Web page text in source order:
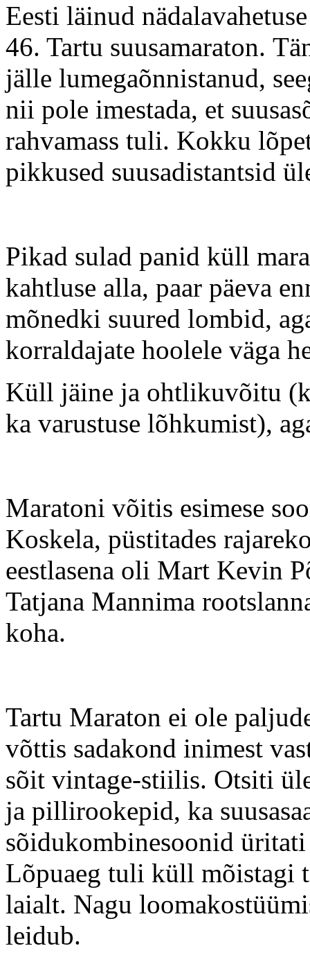
Eesti läinud
46. Tartu suusamaraton.
jälle lumegaõnnistanud,
nii pole imestada, et
rahvamass tuli. Kokku
pikkused suusadistantsid
Pikad sulad panid küll
kahtluse alla, paar päeva
mõnedki suured lombid,
korraldajate hoolele väga
Küll jäine ja ohtlikuvõitu
ka varustuse lõhkumist),
Maratoni võitis esimese
Koskela, püstitades
eestlasena oli Mart Kevin
Tatjana Mannima
koha.
Tartu Maraton ei ole
võttis sadakond inimest
sõit vintage-stiilis. Otsiti
ja pillirookepid, ka
sõidukombinesoonid
Lõpuaeg tuli küll mõistagi
laialt. Nagu
leidub.